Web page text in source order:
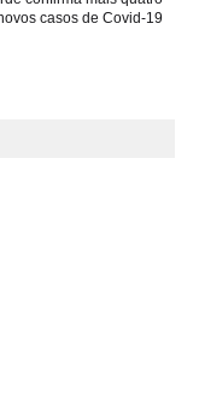
casos de Covid-19